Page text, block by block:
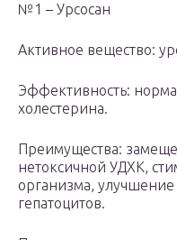
№1 – Урсосан
Активное вещество:
Эффективность:
холестерина.
Преимущества:
нетоксичной УДХК,
организма,
гепатоцитов.